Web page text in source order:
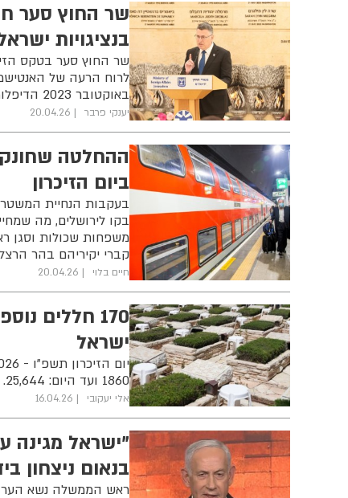
בנציגויות
שר החוץ סער בטקס
באוקטובר 2023 הדיפלומטים שלנו נמצאים בחזית, יותר מתמיד״
יענקי פרבר 20.04.26
ההחלטה
ביום הזיכרון
בעקבות הנחיית
בקו לירושלים, מה
משפחות שכולות וסגן
קברי יקיריהם בהר
חיים בלוי 20.04.26
170 חללים
ישראל
1860 ועד היום: 25,644.
אלי יעקובי 16.04.26
"ישראל מגינה
בנאום ניצחון
ראש הממשלה נשא הערב